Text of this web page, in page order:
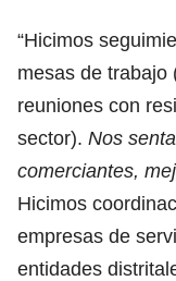
“Hicimos
mesas de trabajo
reuniones con
sector). Nos
comerciantes,
Hicimos
empresas de
entidades